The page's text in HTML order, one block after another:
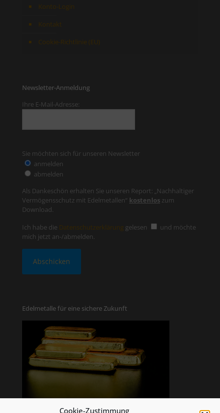
Cookie-Zustimmung
Konto-Login
Kontakt
Cookie-Richtlinie (EU)
Newsletter-Anmeldung
Ihre E-Mail-Adresse:
Sie möchten sich für unseren Newsletter
anmelden
abmelden
Als Dankeschön erhalten Sie unseren Report: „Nachhaltiger
Vermögensschutz mit Edelmetallen“ kostenlos zum
Download.
Ich habe die Datenschutzerklärung gelesen
und möchte
mich jetzt an-/abmelden.
Edelmetalle für eine sichere Zukunft